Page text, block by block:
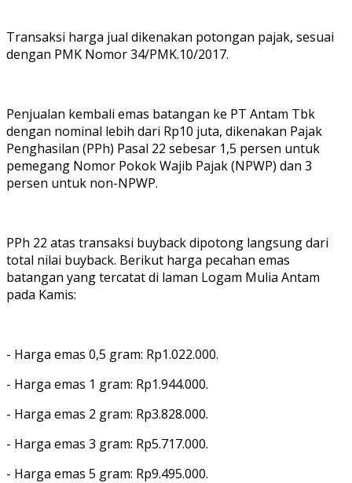
‎Transaksi harga jual dikenakan potongan pajak, sesuai
dengan PMK Nomor 34/PMK.10/2017.
‎Penjualan kembali emas batangan ke PT Antam Tbk
dengan nominal lebih dari Rp10 juta, dikenakan Pajak
Penghasilan (PPh) Pasal 22 sebesar 1,5 persen untuk
pemegang Nomor Pokok Wajib Pajak (NPWP) dan 3
persen untuk non-NPWP.
‎PPh 22 atas transaksi buyback dipotong langsung dari
total nilai buyback. Berikut harga pecahan emas
batangan yang tercatat di laman Logam Mulia Antam
pada Kamis:
‎- Harga emas 0,5 gram: Rp1.022.000.
‎- ⁠Harga emas 1 gram: Rp1.944.000.
‎- ⁠Harga emas 2 gram: Rp3.828.000.
‎- ⁠Harga emas 3 gram: Rp5.717.000.
‎- ⁠Harga emas 5 gram: Rp9.495.000.